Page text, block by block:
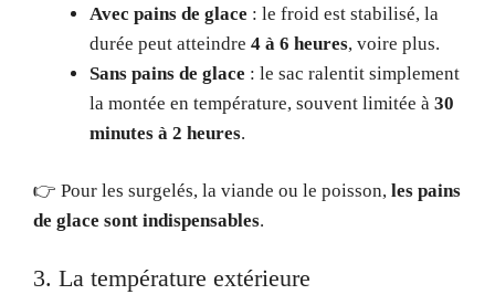
Avec pains de glace : le froid est stabilisé, la
durée peut atteindre 4 à 6 heures, voire plus.
Sans pains de glace : le sac ralentit simplement
la montée en température, souvent limitée à 30
minutes à 2 heures.
👉 Pour les surgelés, la viande ou le poisson, les pains
de glace sont indispensables.
3. La température extérieure